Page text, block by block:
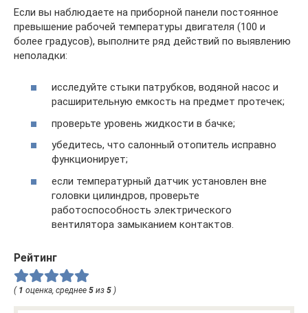
Если вы наблюдаете на приборной панели постоянное
превышение рабочей температуры двигателя (100 и
более градусов), выполните ряд действий по выявлению
неполадки:
исследуйте стыки патрубков, водяной насос и
расширительную емкость на предмет протечек;
проверьте уровень жидкости в бачке;
убедитесь, что салонный отопитель исправно
функционирует;
если температурный датчик установлен вне
головки цилиндров, проверьте
работоспособность электрического
вентилятора замыканием контактов.
Рейтинг
( 1 оценка, среднее 5 из 5 )